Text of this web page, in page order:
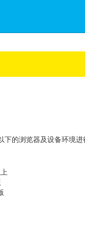
下的浏览器及设备环境